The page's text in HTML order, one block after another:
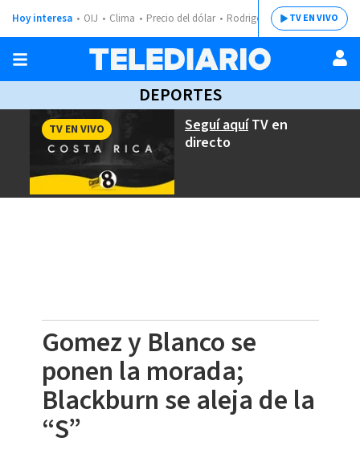
Hoy interesa OIJ Clima Precio del dólar Rodrigo ChavesTV EN VIVO
DEPORTES
Seguí aquíTV en
directo
TV EN VIVO
Gomez y Blanco se
ponen la morada;
Blackburn se aleja de la
“S”